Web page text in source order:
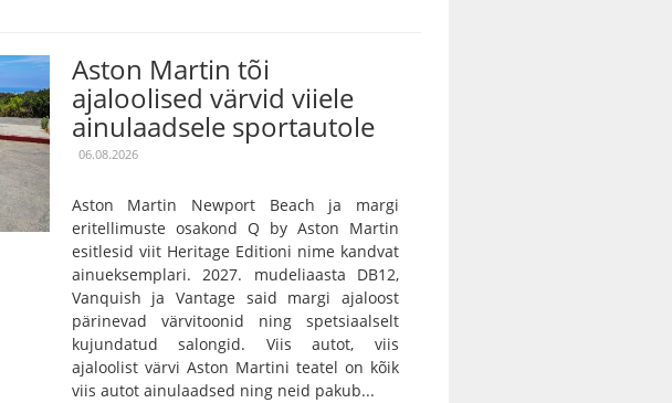
Aston Martin tõi
ajaloolised värvid viiele
ainulaadsele sportautole
06.08.2026
Aston Martin Newport Beach ja margi
eritellimuste osakond Q by Aston Martin
esitlesid viit Heritage Editioni nime kandvat
ainueksemplari. 2027. mudeliaasta DB12,
Vanquish ja Vantage said margi ajaloost
pärinevad värvitoonid ning spetsiaalselt
kujundatud salongid. Viis autot, viis
ajaloolist värvi Aston Martini teatel on kõik
viis autot ainulaadsed ning neid pakub...